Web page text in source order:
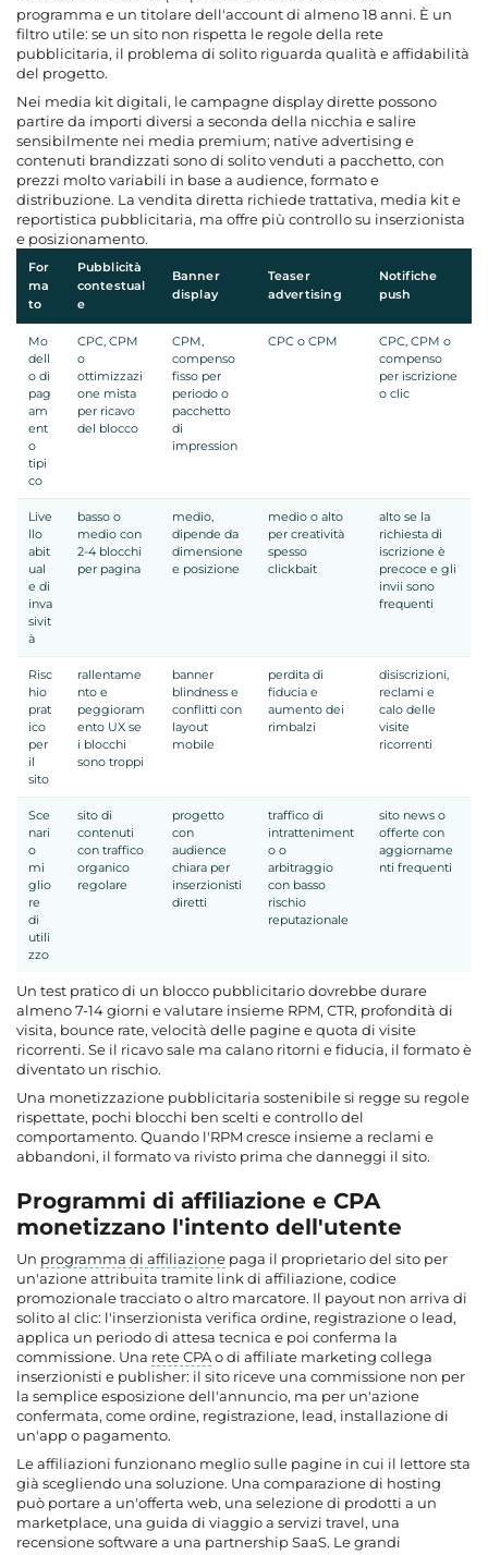
programma e un titolare dell'account di almeno 18 anni. È un
filtro utile: se un sito non rispetta le regole della rete
pubblicitaria, il problema di solito riguarda qualità e affidabilità
del progetto.
Nei media kit digitali, le campagne display dirette possono
partire da importi diversi a seconda della nicchia e salire
sensibilmente nei media premium; native advertising e
contenuti brandizzati sono di solito venduti a pacchetto, con
prezzi molto variabili in base a audience, formato e
distribuzione. La vendita diretta richiede trattativa, media kit e
reportistica pubblicitaria, ma offre più controllo su inserzionista
e posizionamento.
For
ma
to
Pubblicità
contestual
e
Banner
display
Teaser
advertising
Notifiche
push
Mo
dell
o di
pag
am
ent
o
tipi
co
CPC, CPM
o
ottimizzazi
one mista
per ricavo
del blocco
CPM,
compenso
fisso per
periodo o
pacchetto
di
impression
CPC o CPM
CPC, CPM o
compenso
per iscrizione
o clic
Live
llo
abit
ual
e di
inva
sivit
à
basso o
medio con
2-4 blocchi
per pagina
medio,
dipende da
dimensione
e posizione
medio o alto
per creatività
spesso
clickbait
alto se la
richiesta di
iscrizione è
precoce e gli
invii sono
frequenti
Risc
hio
prat
ico
per
il
sito
rallentame
nto e
peggioram
ento UX se
i blocchi
sono troppi
banner
blindness e
conflitti con
layout
mobile
perdita di
fiducia e
aumento dei
rimbalzi
disiscrizioni,
reclami e
calo delle
visite
ricorrenti
Sce
nari
o
mi
glio
re
di
utili
zzo
sito di
contenuti
con traffico
organico
regolare
progetto
con
audience
chiara per
inserzionisti
diretti
traffico di
intratteniment
o o
arbitraggio
con basso
rischio
reputazionale
sito news o
offerte con
aggiorname
nti frequenti
Un test pratico di un blocco pubblicitario dovrebbe durare
almeno 7-14 giorni e valutare insieme RPM, CTR, profondità di
visita, bounce rate, velocità delle pagine e quota di visite
ricorrenti. Se il ricavo sale ma calano ritorni e fiducia, il formato è
diventato un rischio.
Una monetizzazione pubblicitaria sostenibile si regge su regole
rispettate, pochi blocchi ben scelti e controllo del
comportamento. Quando l'RPM cresce insieme a reclami e
abbandoni, il formato va rivisto prima che danneggi il sito.
Programmi di affiliazione e CPA
monetizzano l'intento dell'utente
Un programma di affiliazione paga il proprietario del sito per
un'azione attribuita tramite link di affiliazione, codice
promozionale tracciato o altro marcatore. Il payout non arriva di
solito al clic: l'inserzionista verifica ordine, registrazione o lead,
applica un periodo di attesa tecnica e poi conferma la
commissione. Una rete CPAo di affiliate marketing collega
inserzionisti e publisher: il sito riceve una commissione non per
la semplice esposizione dell'annuncio, ma per un'azione
confermata, come ordine, registrazione, lead, installazione di
un'app o pagamento.
Le affiliazioni funzionano meglio sulle pagine in cui il lettore sta
già scegliendo una soluzione. Una comparazione di hosting
può portare a un'offerta web, una selezione di prodotti a un
marketplace, una guida di viaggio a servizi travel, una
recensione software a una partnership SaaS. Le grandi